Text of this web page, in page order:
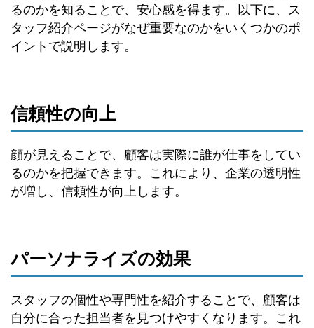
るのかを知ることで、安心感を得ます。以下に、ス
タッフ紹介ページがなぜ重要なのかをいくつかのポ
イントで説明します。
信頼性の向上
顔が見えることで、顧客は実際に誰が仕事をしてい
るのかを把握できます。これにより、企業の透明性
が増し、信頼性が向上します。
パーソナライズの効果
スタッフの個性や専門性を紹介することで、顧客は
自分に合った担当者を見つけやすくなります。これ